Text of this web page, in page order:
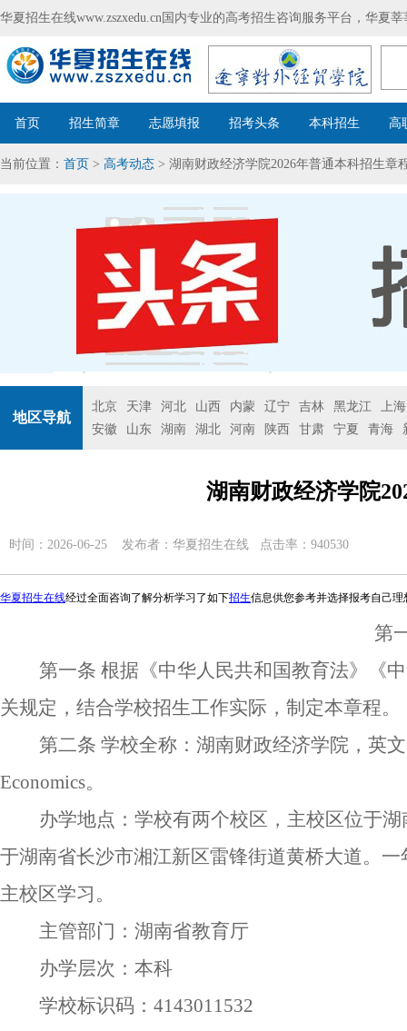
华夏招生在线www.zszxedu.cn国内专业的高考招生咨询服务平台，华夏
首页 招生简章 志愿填报 招考头条 本科招生 高
当前位置： 首页 > 高考动态 > 湖南财政经济学院2026年普通本科招生章
地区导航
北京 天津 河北 山西 内蒙 辽宁 吉林 黑龙江
上海
安徽
山东 湖南 湖北 河南 陕西 甘肃 宁夏 青海
湖南财政经济学院
时间：2026-06-25 发布者： 华夏招生在线 点击率：940530
华夏招生在线经过全面咨询了解分析学习了如下招生信息供您参考并选择报考自己理
第
第一条 根据《中华人民共和国教育法》《
关规定，结合学校招生工作实际，制定本章程。
第二条 学校全称 ： 湖南财政经济学院， 英
Economics。
办学地点 ：学校有两个校区，主校区位于
于湖南省长沙市湘江新区雷锋街道黄桥大道。 一
主校区学习。
主管部门： 湖南省教育厅
办学层次：本科
学校标识码： 4143011532